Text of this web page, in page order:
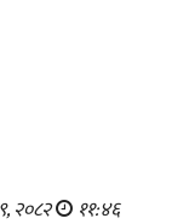
२०८२ ११:४६